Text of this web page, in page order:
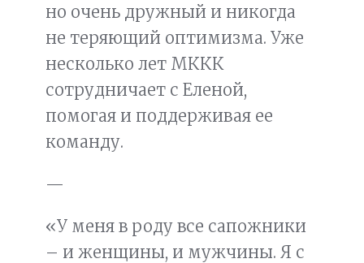
но очень дружный и никогда
не теряющий оптимизма. Уже
несколько лет МККК
сотрудничает с Еленой,
помогая и поддерживая ее
команду.
—
«У меня в роду все сапожники
– и женщины, и мужчины. Я с